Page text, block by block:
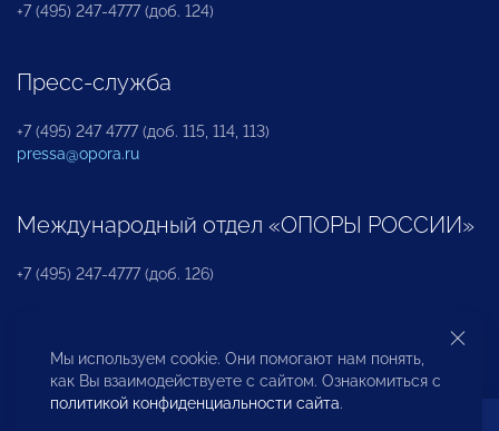
+7 (495) 247-4777 (доб. 124)
Пресс-служба
+7 (495) 247 4777 (доб. 115, 114, 113)
pressa@opora.ru
Международный отдел «ОПОРЫ РОССИИ»
+7 (495) 247-4777 (доб. 126)
Бюро по защите прав предпринимателей и
инвесторов
Мы используем cookie. Они помогают нам понять,
как Вы взаимодействуете с сайтом. Ознакомиться с
политикой конфиденциальности сайта.